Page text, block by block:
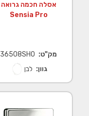
אסלה חכמה גרואה
Sensia Pro
מק"ט: 36508SH0
גוון: לבן